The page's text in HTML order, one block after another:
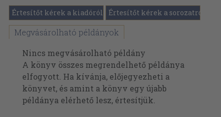
Értesítőt kérek a kiadóról Értesítőt kérek a sorozatról
Megvásárolható példányok
Nincs megvásárolható példány
A könyv összes megrendelhető példánya
elfogyott. Ha kívánja, előjegyezheti a
könyvet, és amint a könyv egy újabb
példánya elérhető lesz, értesítjük.